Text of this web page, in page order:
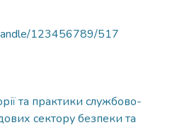
123456789/517
та практики службово-
сектору безпеки та